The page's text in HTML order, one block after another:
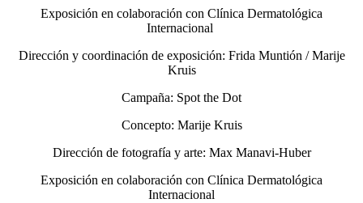
Exposición en colaboración con Clínica Dermatológica
Internacional
Dirección y coordinación de exposición: Frida Muntión / Marije
Kruis
Campaña: Spot the Dot
Concepto: Marije Kruis
Dirección de fotografía y arte: Max Manavi-Huber
Exposición en colaboración con Clínica Dermatológica
Internacional